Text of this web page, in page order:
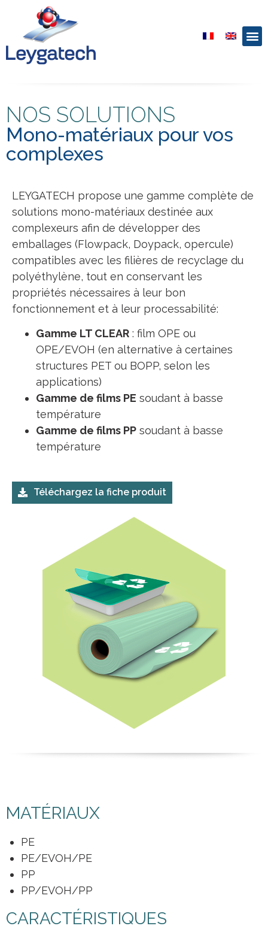
NOS SOLUTIONS
Mono-matériaux pour vos
complexes
LEYGATECH propose une gamme complète de
solutions mono-matériaux destinée aux
complexeurs afin de développer des
emballages (Flowpack, Doypack, opercule)
compatibles avec les filières de recyclage du
polyéthylène, tout en conservant les
propriétés nécessaires à leur bon
fonctionnement et à leur processabilité:
Gamme LT CLEAR : film OPE ou
OPE/EVOH (en alternative à certaines
structures PET ou BOPP, selon les
applications)
Gamme de films PE soudant à basse
température
Gamme de films PP soudant à basse
température
Téléchargez la fiche produit
MATÉRIAUX
PE
PE/EVOH/PE
PP
PP/EVOH/PP
CARACTÉRISTIQUES